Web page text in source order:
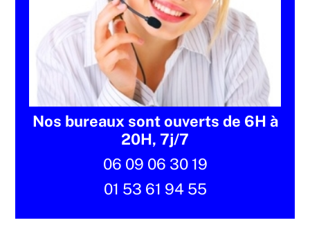
Nos bureaux sont ouverts de 6H à
20H, 7j/7
06 09 06 30 19
01 53 61 94 55